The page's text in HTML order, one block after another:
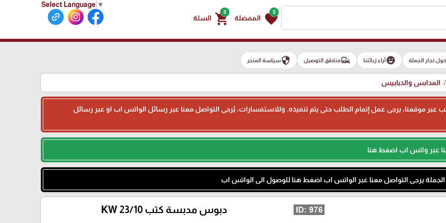
Select Language ▼
0
favorite المفضلة
0
shopping_cart السلة
تجار الجملة emoji_emotionsآراء زبائننا commuteمناطق التوصيل securityسياسة المتجر
المدابس والدبابيس
طلب عبر موقعنا، يرجى عمل إتمام الطلب حتى يتم تنفيذه. وللاستفسارات، يُرجى التواصل معنا عبر رسائل الواتس اب او عبر رسائل
عبر واتس اب اضغط هنا
الجملة يرجى التواصل معنا عبر الواتس اب اضغط هنا للوصول الى الواتس اب
دبوس مدبسة كتب 23/10 KW